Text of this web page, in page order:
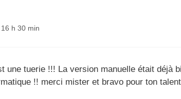
h 30 min
une tuerie !!! La version manuelle était déjà
!! merci mister et bravo pour ton